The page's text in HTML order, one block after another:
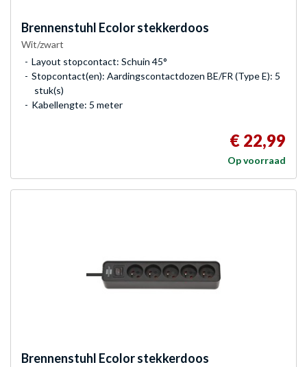
Brennenstuhl Ecolor stekkerdoos
Wit/zwart
Layout stopcontact: Schuin 45°
Stopcontact(en): Aardingscontactdozen BE/FR (Type E): 5
stuk(s)
Kabellengte: 5 meter
€ 22,99
Op voorraad
Brennenstuhl Ecolor stekkerdoos